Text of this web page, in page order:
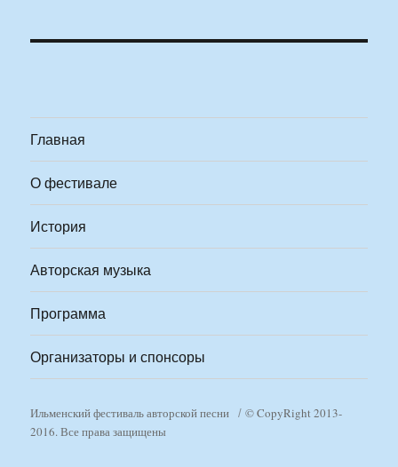
Главная
О фестивале
История
Авторская музыка
Программа
Организаторы и спонсоры
Ильменский фестиваль авторской песни
© CopyRight 2013-
2016. Все права защищены